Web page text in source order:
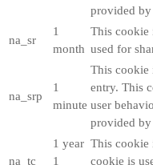
provided
na_sr
1
month
This cookie
used for
na_srp
1
minute
This cookie
entry. This
user
provided
na_tc
1 year
1
This cookie
cookie is